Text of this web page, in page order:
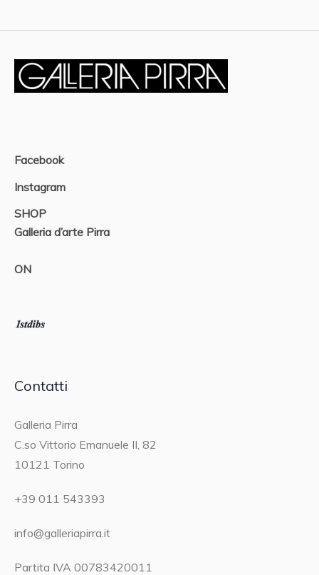
Facebook
Instagram
SHOP
Galleria d’arte Pirra
ON
Contatti
Galleria Pirra
C.so Vittorio Emanuele II, 82
10121 Torino
+39 011 543393
info@galleriapirra.it
Partita IVA 00783420011